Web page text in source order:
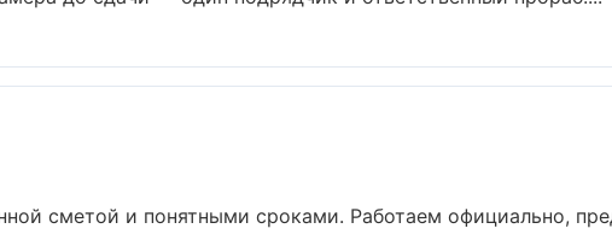
сметой и понятными сроками. Работаем официально,